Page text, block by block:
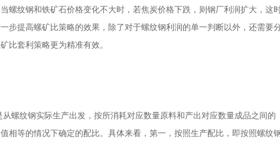
螺纹钢和铁矿石价格变化不大时，若焦炭价格下跌，则钢厂利润扩大，这
步提高螺矿比策略的效果，除了对于螺纹钢利润的单一判断以外，还需要
比套利策略更为精准有效。
螺纹钢实际生产出发，按所消耗对应数量原料和产出对应数量成品之间的
相等的情况下确定的配比。具体来看，第一，按照生产配比，即按照螺纹钢